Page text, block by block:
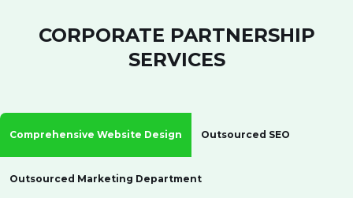
CORPORATE PARTNERSHIP
SERVICES
Comprehensive Website Design Outsourced SEO
Outsourced Marketing Department